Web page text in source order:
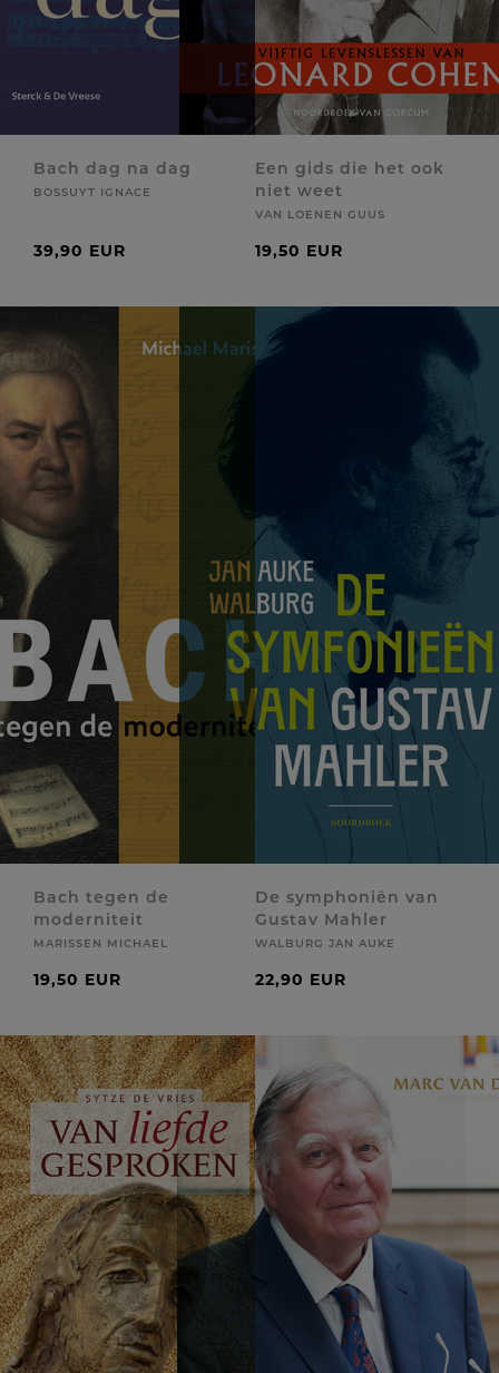
Bach dag na dag
BOSSUYT IGNACE
39,90 EUR
Een gids die het ook
niet weet
VAN LOENEN GUUS
19,50 EUR
Bach tegen de
moderniteit
MARISSEN MICHAEL
19,50 EUR
De symphoniën van
Gustav Mahler
WALBURG JAN AUKE
22,90 EUR